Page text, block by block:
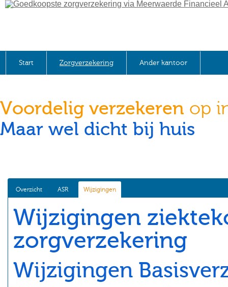
Start Zorgverzekering Ander kantoor
Voordelig verzekeren op
Maar wel dicht bij huis
Overzicht ASR Wijzigingen
Wijzigingen
zorgverzekering
Wijzigingen